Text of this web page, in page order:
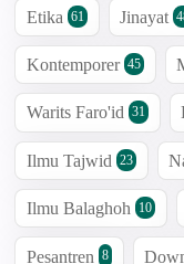
Etika 61 Jinayat
Kontemporer 45
Warits Faro'id 31
Ilmu Tajwid 23
Ilmu Balaghoh 10
Pesantren 8